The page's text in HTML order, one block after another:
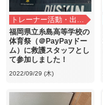
トレーナー活動・出前講義
福岡県立糸島高等学校の
体育祭（＠PayPayドー
ム）に救護スタッフとし
て参加しました！
2022/09/29 (木)